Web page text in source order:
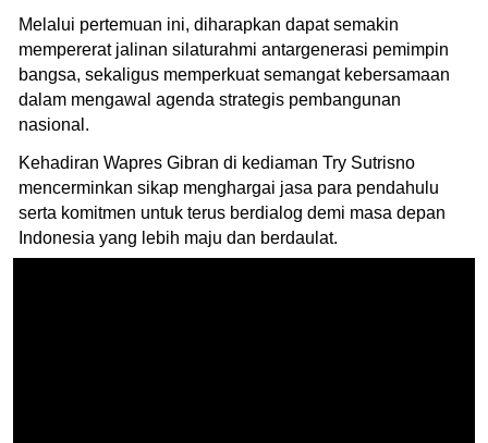
Melalui pertemuan ini, diharapkan dapat semakin
mempererat jalinan silaturahmi antargenerasi pemimpin
bangsa, sekaligus memperkuat semangat kebersamaan
dalam mengawal agenda strategis pembangunan
nasional.
Kehadiran Wapres Gibran di kediaman Try Sutrisno
mencerminkan sikap menghargai jasa para pendahulu
serta komitmen untuk terus berdialog demi masa depan
Indonesia yang lebih maju dan berdaulat.